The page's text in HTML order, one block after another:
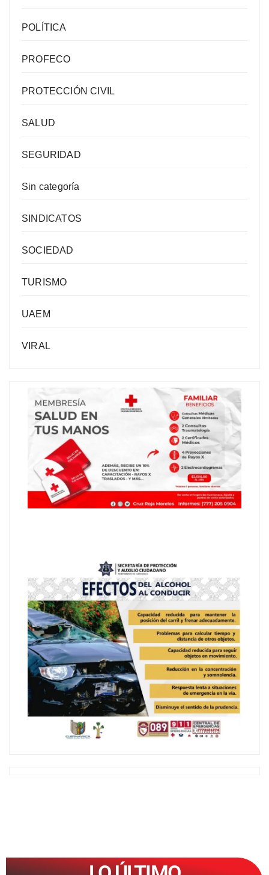
POLÍTICA
PROFECO
PROTECCIÓN CIVIL
SALUD
SEGURIDAD
Sin categoría
SINDICATOS
SOCIEDAD
TURISMO
UAEM
VIRAL